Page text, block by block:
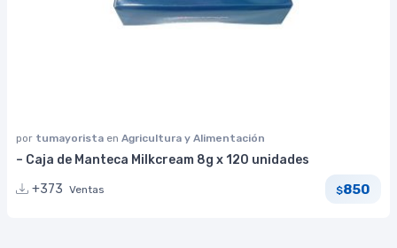
por tumayorista en Agricultura y Alimentación
– Caja de Manteca Milkcream 8g x 120 unidades
+373 Ventas $850